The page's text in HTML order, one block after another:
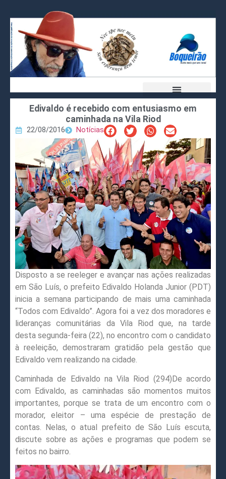
Edivaldo é recebido com entusiasmo em
caminhada na Vila Riod
22/08/2016 Notícias
Disposto a se reeleger e avançar nas ações realizadas
em São Luís, o prefeito Edivaldo Holanda Junior (PDT)
inicia a semana participando de mais uma caminhada
“Todos com Edivaldo”. Agora foi a vez dos moradores e
lideranças comunitárias da Vila Riod que, na tarde
desta segunda-feira (22), no encontro com o candidato
à reeleição, demostraram gratidão pela gestão que
Edivaldo vem realizando na cidade.
Caminhada de Edivaldo na Vila Riod (294)De acordo
com Edivaldo, as caminhadas são momentos muitos
importantes, porque se trata de um encontro com o
morador, eleitor – uma espécie de prestação de
contas. Nelas, o atual prefeito de São Luís escuta,
discute sobre as ações e programas que podem se
feitos no bairro.